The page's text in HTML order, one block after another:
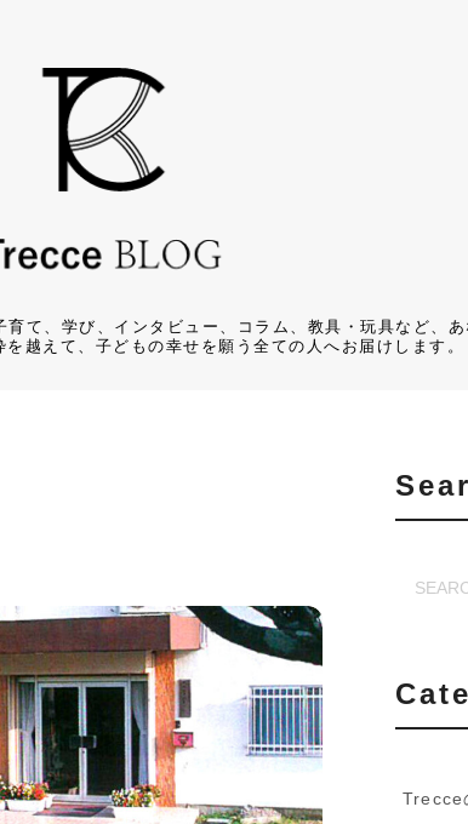
て、学び、インタビュー、コラム、教具・玩具など、
越えて、子どもの幸せを願う全ての人へお届けします。
Trecce